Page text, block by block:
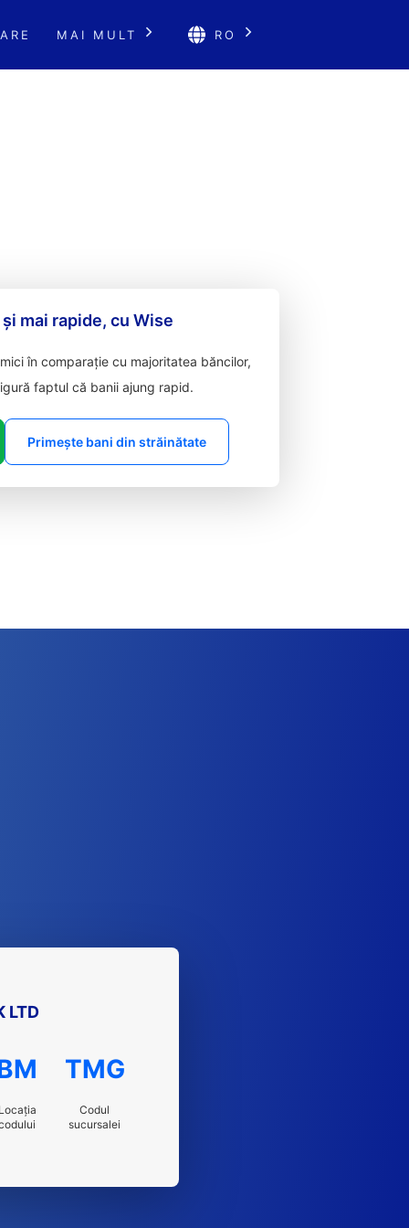
MAI MULT RO
mai rapide, cu Wise
în comparație cu majoritatea băncilor,
faptul că banii ajung rapid.
Primește bani din străinătate
LTD
TMG
Codul
sucursalei